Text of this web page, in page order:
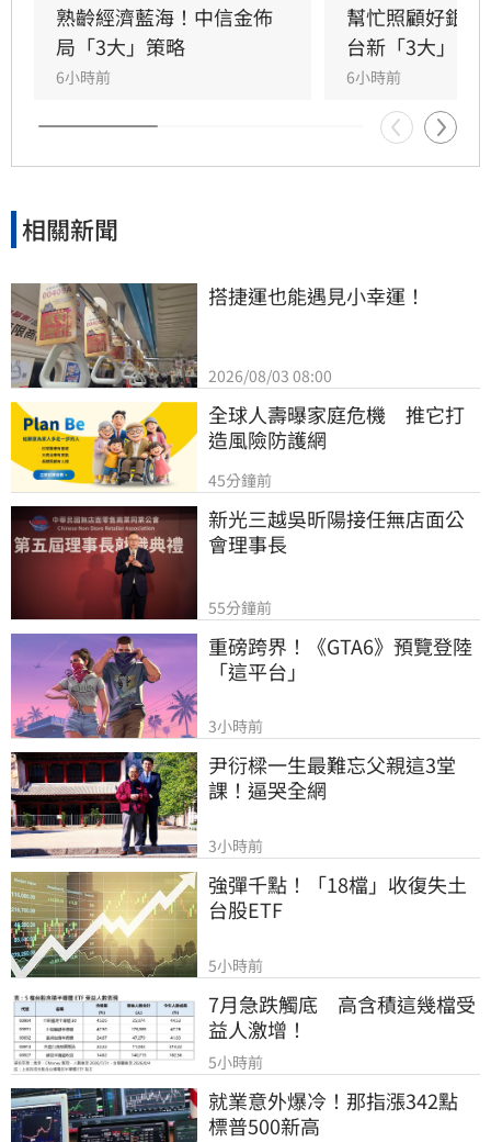
控總經理林維俊指出，論壇邁入第五年，致力協
助企業將永續轉化為國際競爭力。會中上銀、強
茂、宏碁及金寶等指標企業分享低碳實踐經驗。
台新新光金控憑藉優異的永續績效，不僅連續三
年獲標普全球永續年鑑銀行業全球前1%，更獲
MSCI ESG AAA最高評級，展現其帶領產業接軌
邁向永續發展的強力後盾。
熟齡經濟藍海！中信金佈
局「3大」策略
6小時前
幫忙照顧好銀
台新「3大」防
6小時前
相關新聞
搭捷運也能遇見小幸運！
2026/08/03 08:00
全球人壽曝家庭危機　推它打
造風險防護網
45分鐘前
新光三越吳昕陽接任無店面公
會理事長
55分鐘前
重磅跨界！《GTA6》預覽登陸
「這平台」
3小時前
尹衍樑一生最難忘父親這3堂
課！逼哭全網
3小時前
強彈千點！「18檔」收復失土
台股ETF
5小時前
7月急跌觸底　高含積這幾檔受
益人激增！
5小時前
就業意外爆冷！那指漲342點
標普500新高